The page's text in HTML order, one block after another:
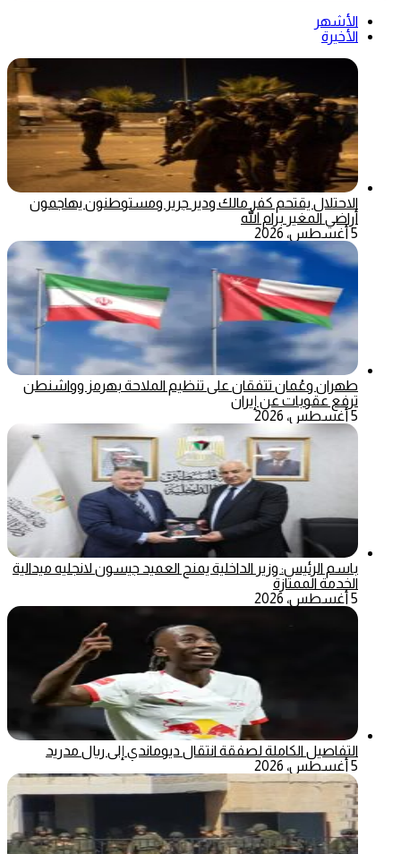
الأشهر
الأخيرة
الاحتلال يقتحم كفر مالك ودير جرير ومستوطنون يهاجمون
أراضي المغير برام الله
5 أغسطس، 2026
طهران وعُمان تتفقان على تنظيم الملاحة بهرمز وواشنطن
ترفع عقوبات عن إيران
5 أغسطس، 2026
باسم الرئيس: وزير الداخلية يمنح العميد جيسون لانجليه ميدالية
الخدمة الممتازة
5 أغسطس، 2026
التفاصيل الكاملة لصفقة انتقال ديوماندي إلى ريال مدريد
5 أغسطس، 2026